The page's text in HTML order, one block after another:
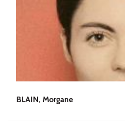
BLAIN, Morgane